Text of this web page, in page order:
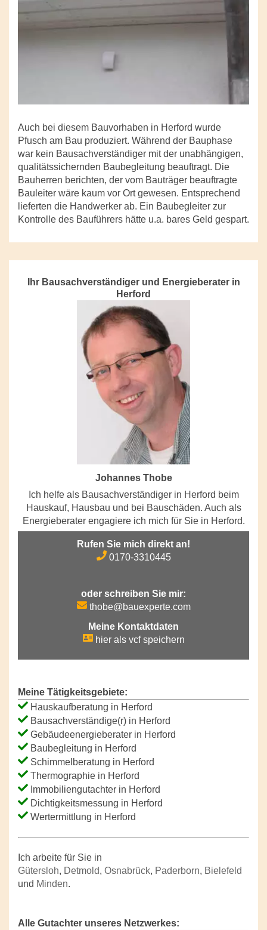
Auch bei diesem Bauvorhaben in Herford wurde
Pfusch am Bau produziert. Während der Bauphase
war kein Bausachverständiger mit der unabhängigen,
qualitätssichernden Baubegleitung beauftragt. Die
Bauherren berichten, der vom Bauträger beauftragte
Bauleiter wäre kaum vor Ort gewesen. Entsprechend
lieferten die Handwerker ab. Ein Baubegleiter zur
Kontrolle des Bauführers hätte u.a. bares Geld gespart.
Ihr Bausachverständiger und Energieberater in
Herford
Johannes Thobe
Ich helfe als Bausachverständiger in Herford beim
Hauskauf, Hausbau und bei Bauschäden. Auch als
Energieberater engagiere ich mich für Sie in Herford.
Rufen Sie mich direkt an!
0170-3310445
oder schreiben Sie mir:
thobe@bauexperte.com
Meine Kontaktdaten
hier als vcf speichern
Meine Tätigkeitsgebiete:
Hauskaufberatung in Herford
Bausachverständige(r) in Herford
Gebäudeenergieberater in Herford
Baubegleitung in Herford
Schimmelberatung in Herford
Thermographie in Herford
Immobiliengutachter in Herford
Dichtigkeitsmessung in Herford
Wertermittlung in Herford
Ich arbeite für Sie in
Gütersloh, Detmold, Osnabrück, Paderborn, Bielefeld
und Minden.
Alle Gutachter unseres Netzwerkes: